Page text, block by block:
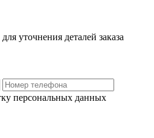
уточнения деталей заказа
персональных данных